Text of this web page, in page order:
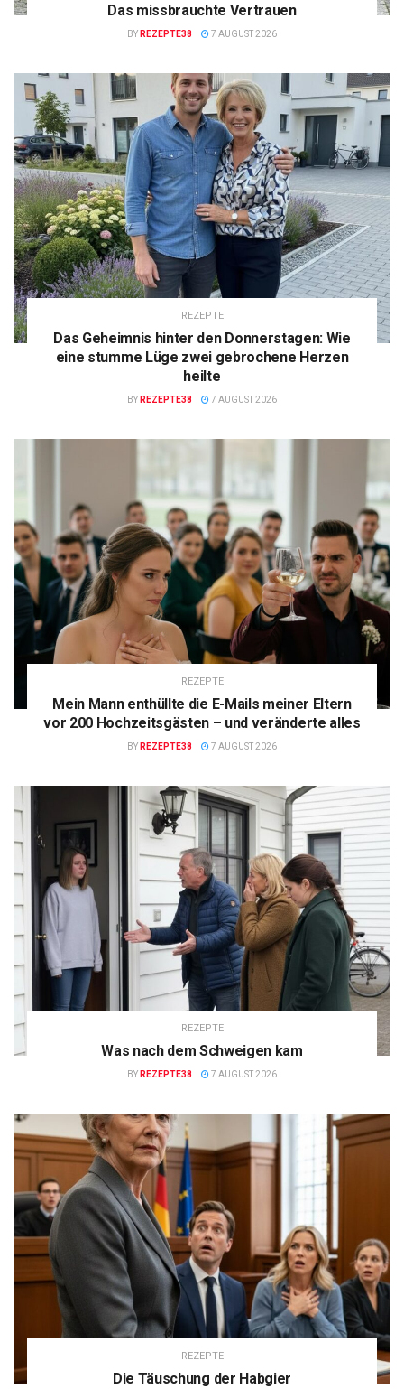
Das missbrauchte Vertrauen
BY REZEPTE38 7 AUGUST 2026
REZEPTE
Das Geheimnis hinter den Donnerstagen: Wie
eine stumme Lüge zwei gebrochene Herzen
heilte
BY REZEPTE38 7 AUGUST 2026
REZEPTE
Mein Mann enthüllte die E-Mails meiner Eltern
vor 200 Hochzeitsgästen – und veränderte alles
BY REZEPTE38 7 AUGUST 2026
REZEPTE
Was nach dem Schweigen kam
BY REZEPTE38 7 AUGUST 2026
REZEPTE
Die Täuschung der Habgier